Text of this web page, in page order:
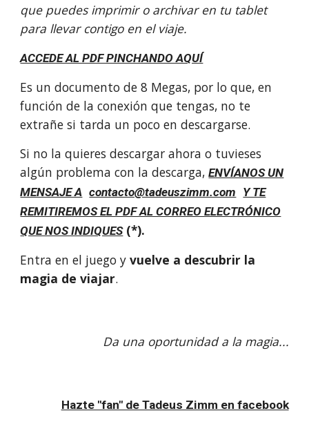
que puedes imprimir o archivar en tu tablet
para llevar contigo en el viaje.
ACCEDE AL PDF PINCHANDO AQUÍ
Es un documento de 8 Megas, por lo que, en
función de la conexión que tengas, no te
extrañe si tarda un poco en descargarse.
Si no la quieres descargar ahora o tuvieses
algún problema con la descarga, ENVÍANOS UN
MENSAJE A contacto@tadeuszimm.com Y TE
REMITIREMOS EL PDF AL CORREO ELECTRÓNICO
QUE NOS INDIQUES(*).
Entra en el juego yvuelve a descubrir la
magia de viajar.
Da una oportunidad a la magia...
Hazte "fan" de Tadeus Zimm en facebook